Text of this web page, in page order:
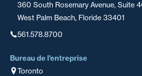
360 South Rosemary Avenue, Suite
West Palm Beach, Floride 33401
561.578.8700
Bureau de l'entreprise
Toronto